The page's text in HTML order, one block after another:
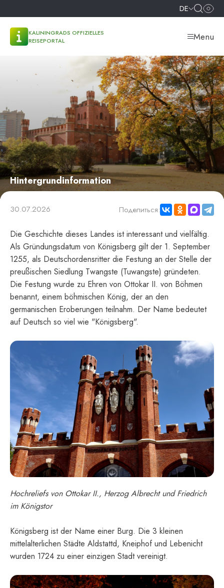
DE
KALININGRADS OFFIZIELLES
REISEPORTAL
Menu
Hintergrundinformation
30.07.2026 Поделиться:
Die Geschichte dieses Landes ist interessant und vielfältig.
Als Gründungsdatum von Königsberg gilt der 1. September
1255, als Deutschordensritter die Festung an der Stelle der
preußischen Siedlung Twangste (Tuwangste) gründeten.
Die Festung wurde zu Ehren von Ottokar II. von Böhmen
benannt, einem böhmischen König, der an den
germanischen Eroberungen teilnahm. Der Name bedeutet
auf Deutsch so viel wie "Königsberg".
Hochreliefs von Ottokar II., Herzog Albrecht und Friedrich
im Königstor
Königsberg ist der Name einer Burg. Die 3 kleinen
mittelalterlichen Städte Aldstattd, Kneiphof und Lebenicht
wurden 1724 zu einer einzigen Stadt vereinigt.